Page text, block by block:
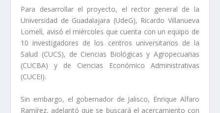
Para desarrollar el proyecto, el rector general de la
Universidad de Guadalajara (UdeG), Ricardo Villanueva
Lomelí, avisó el miércoles que cuenta con un equipo de
10 investigadores de los centros universitarios de la
Salud (CUCS), de Ciencias Biológicas y Agropecuarias
(CUCBA) y de Ciencias Económico Administrativas
(CUCEI).
Sin embargo, el gobernador de Jalisco, Enrique Alfaro
Ramírez, adelantó que se buscará el acercamiento con